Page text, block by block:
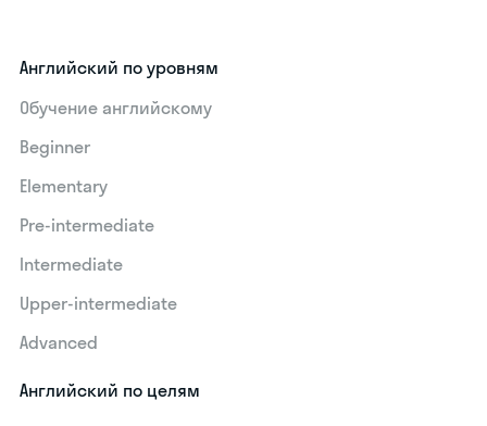
Английский по уровням
Обучение английскому
Beginner
Elementary
Pre-intermediate
Intermediate
Upper-intermediate
Advanced
Английский по целям